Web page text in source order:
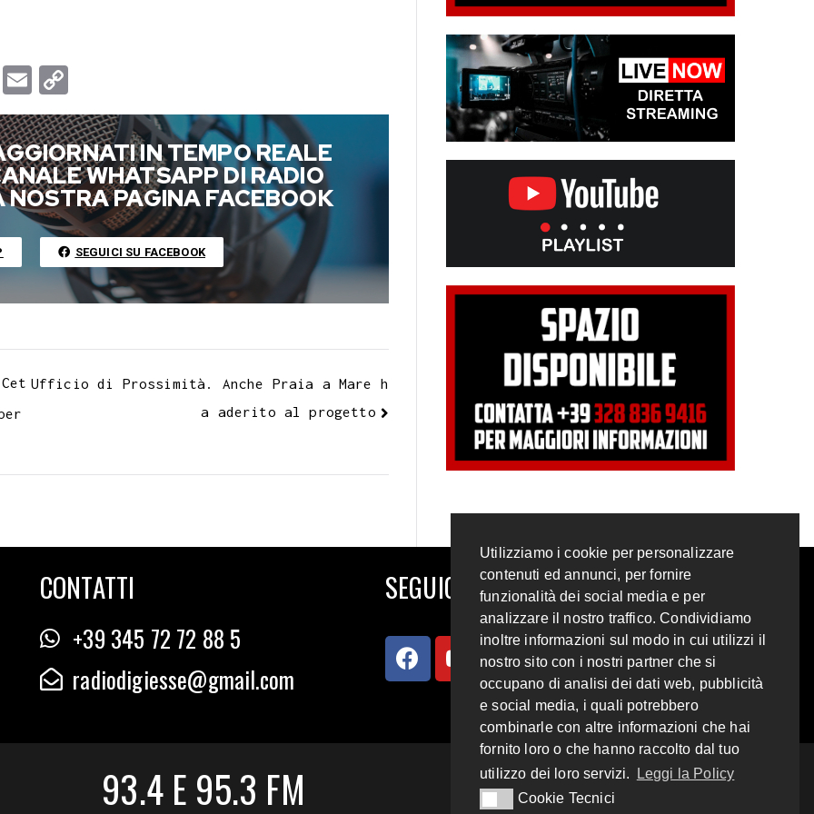
T
E
m
a
i
l
o
p
y
L
i
n
k
IN TEMPO REALE
WHATSAPP DI RADIO
NOSTRA PAGINA FACEBOOK
SEGUICI SU FACEBOOK
Ufficio di Prossimità. Anche Praia a Mare h
a aderito al progetto
CONTATTI
+39 345 72 72 88 5
radiodigiesse@gmail.com
SEGUICI SUI SOCIAL
93.4 E 95.3 FM
Utilizziamo i cookie per personalizzare
contenuti ed annunci, per fornire
funzionalità dei social media e per
analizzare il nostro traffico. Condividiamo
inoltre informazioni sul modo in cui utilizzi il
nostro sito con i nostri partner che si
occupano di analisi dei dati web, pubblicità
e social media, i quali potrebbero
combinarle con altre informazioni che hai
fornito loro o che hanno raccolto dal tuo
utilizzo dei loro servizi.
Leggi la Policy
Cookie Tecnici
Cookie Tecnici